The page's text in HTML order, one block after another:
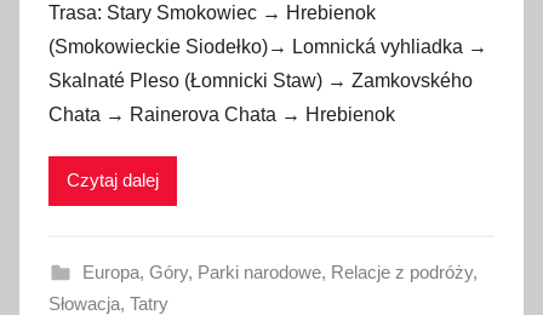
u
b
l
i
w
n
o
Trasa: Stary Smokowiec → Hrebienok
(Smokowieckie Siodełko)→ Lomnická vyhliadka →
Skalnaté Pleso (Łomnicki Staw) → Zamkovského
Chata → Rainerova Chata → Hrebienok
Czytaj dalej
Europa, Góry, Parki narodowe, Relacje z podróży,
Słowacja, Tatry